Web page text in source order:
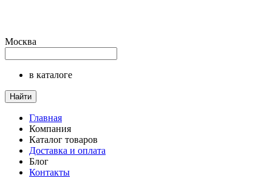
Москва
в каталоге
Найти
Главная
Компания
Каталог товаров
Доставка и оплата
Блог
Контакты